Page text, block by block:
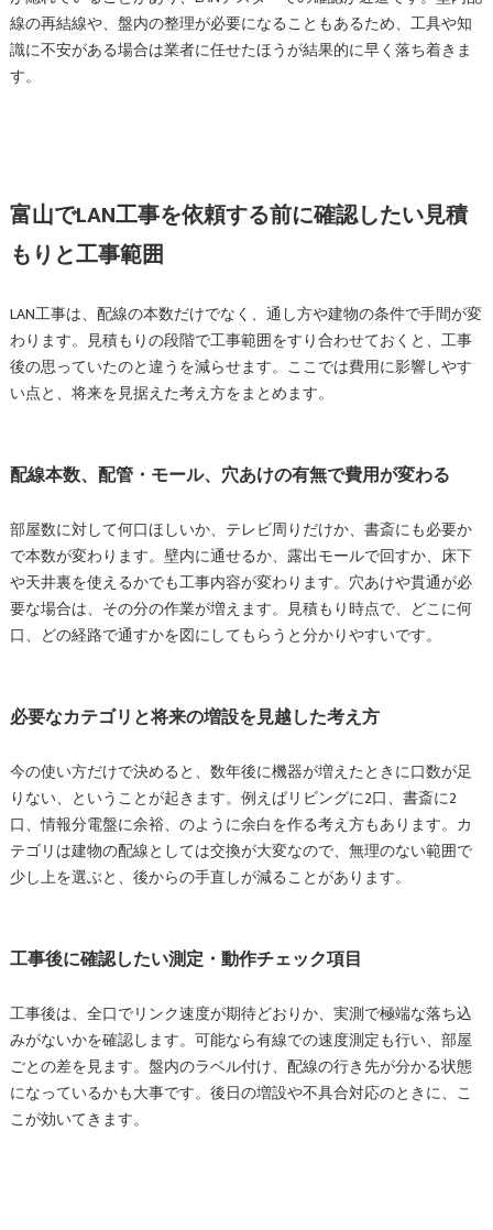
線の再結線や、盤内の整理が必要になることもあるため、工具や知
識に不安がある場合は業者に任せたほうが結果的に早く落ち着きま
す。
富山でLAN工事を依頼する前に確認したい見積
もりと工事範囲
LAN工事は、配線の本数だけでなく、通し方や建物の条件で手間が変
わります。見積もりの段階で工事範囲をすり合わせておくと、工事
後の思っていたのと違うを減らせます。ここでは費用に影響しやす
い点と、将来を見据えた考え方をまとめます。
配線本数、配管・モール、穴あけの有無で費用が変わる
部屋数に対して何口ほしいか、テレビ周りだけか、書斎にも必要か
で本数が変わります。壁内に通せるか、露出モールで回すか、床下
や天井裏を使えるかでも工事内容が変わります。穴あけや貫通が必
要な場合は、その分の作業が増えます。見積もり時点で、どこに何
口、どの経路で通すかを図にしてもらうと分かりやすいです。
必要なカテゴリと将来の増設を見越した考え方
今の使い方だけで決めると、数年後に機器が増えたときに口数が足
りない、ということが起きます。例えばリビングに2口、書斎に2
口、情報分電盤に余裕、のように余白を作る考え方もあります。カ
テゴリは建物の配線としては交換が大変なので、無理のない範囲で
少し上を選ぶと、後からの手直しが減ることがあります。
工事後に確認したい測定・動作チェック項目
工事後は、全口でリンク速度が期待どおりか、実測で極端な落ち込
みがないかを確認します。可能なら有線での速度測定も行い、部屋
ごとの差を見ます。盤内のラベル付け、配線の行き先が分かる状態
になっているかも大事です。後日の増設や不具合対応のときに、こ
こが効いてきます。